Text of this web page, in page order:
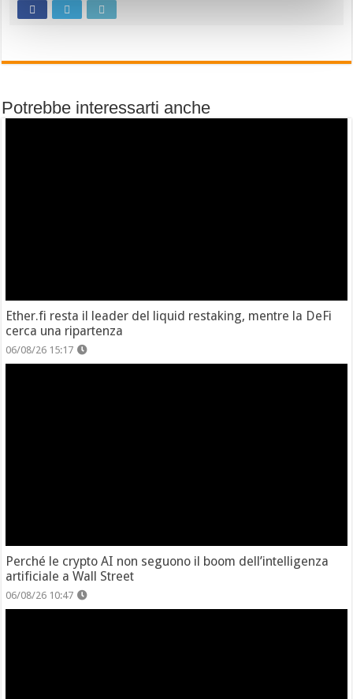
Potrebbe interessarti anche
Ether.fi resta il leader del liquid restaking, mentre la DeFi
cerca una ripartenza
06/08/26 15:17
Perché le crypto AI non seguono il boom dell’intelligenza
artificiale a Wall Street
06/08/26 10:47